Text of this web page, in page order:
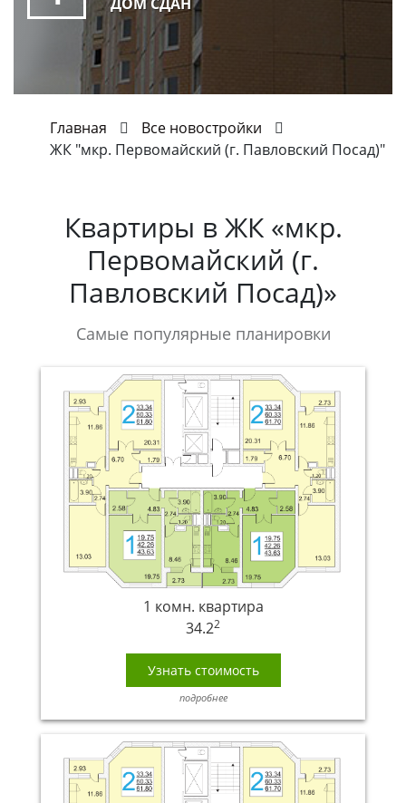
Главная
Все новостройки
ЖК "мкр. Первомайский (г. Павловский Посад)"
Квартиры в ЖК «мкр.
Первомайский (г.
Павловский Посад)»
Самые популярные планировки
1 комн. квартира
34.22
Узнать стоимость
подробнее